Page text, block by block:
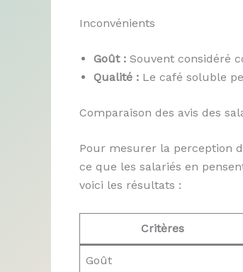
Inconvénients
Goût : Souvent considéré
Qualité : Le café soluble
Comparaison des avis des
Pour mesurer la perception
ce que les salariés en
voici les résultats :
Critères
Goût